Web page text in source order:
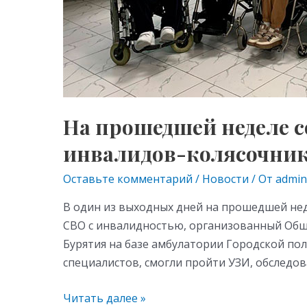
На прошедшей неделе
инвалидов-
Оставьте комментарий / Новости / От admin
В один из выходных дней на прошедшей
СВО с инвалидностью, организованный
Бурятия на базе амбулатории Городской
специалистов, смогли пройти УЗИ,
Читать далее »